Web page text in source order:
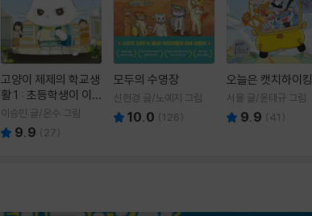
고양이 제제의 학교생
활 1 : 초등학생이 이
렇게 힘들 줄이야
이승민 글/온수 그림
9.9 ( 27)
모두의 수영장
신현경 글/노예지 그림
10.0 (126)
오늘은 캣치하이킹
서율 글/윤태규 그림
9.9 (41 )